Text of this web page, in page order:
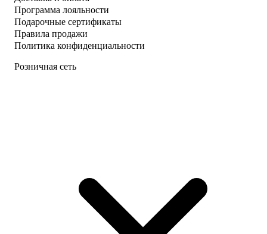
Программа лояльности
Подарочные сертификаты
Правила продажи
Политика конфиденциальности
Розничная сеть